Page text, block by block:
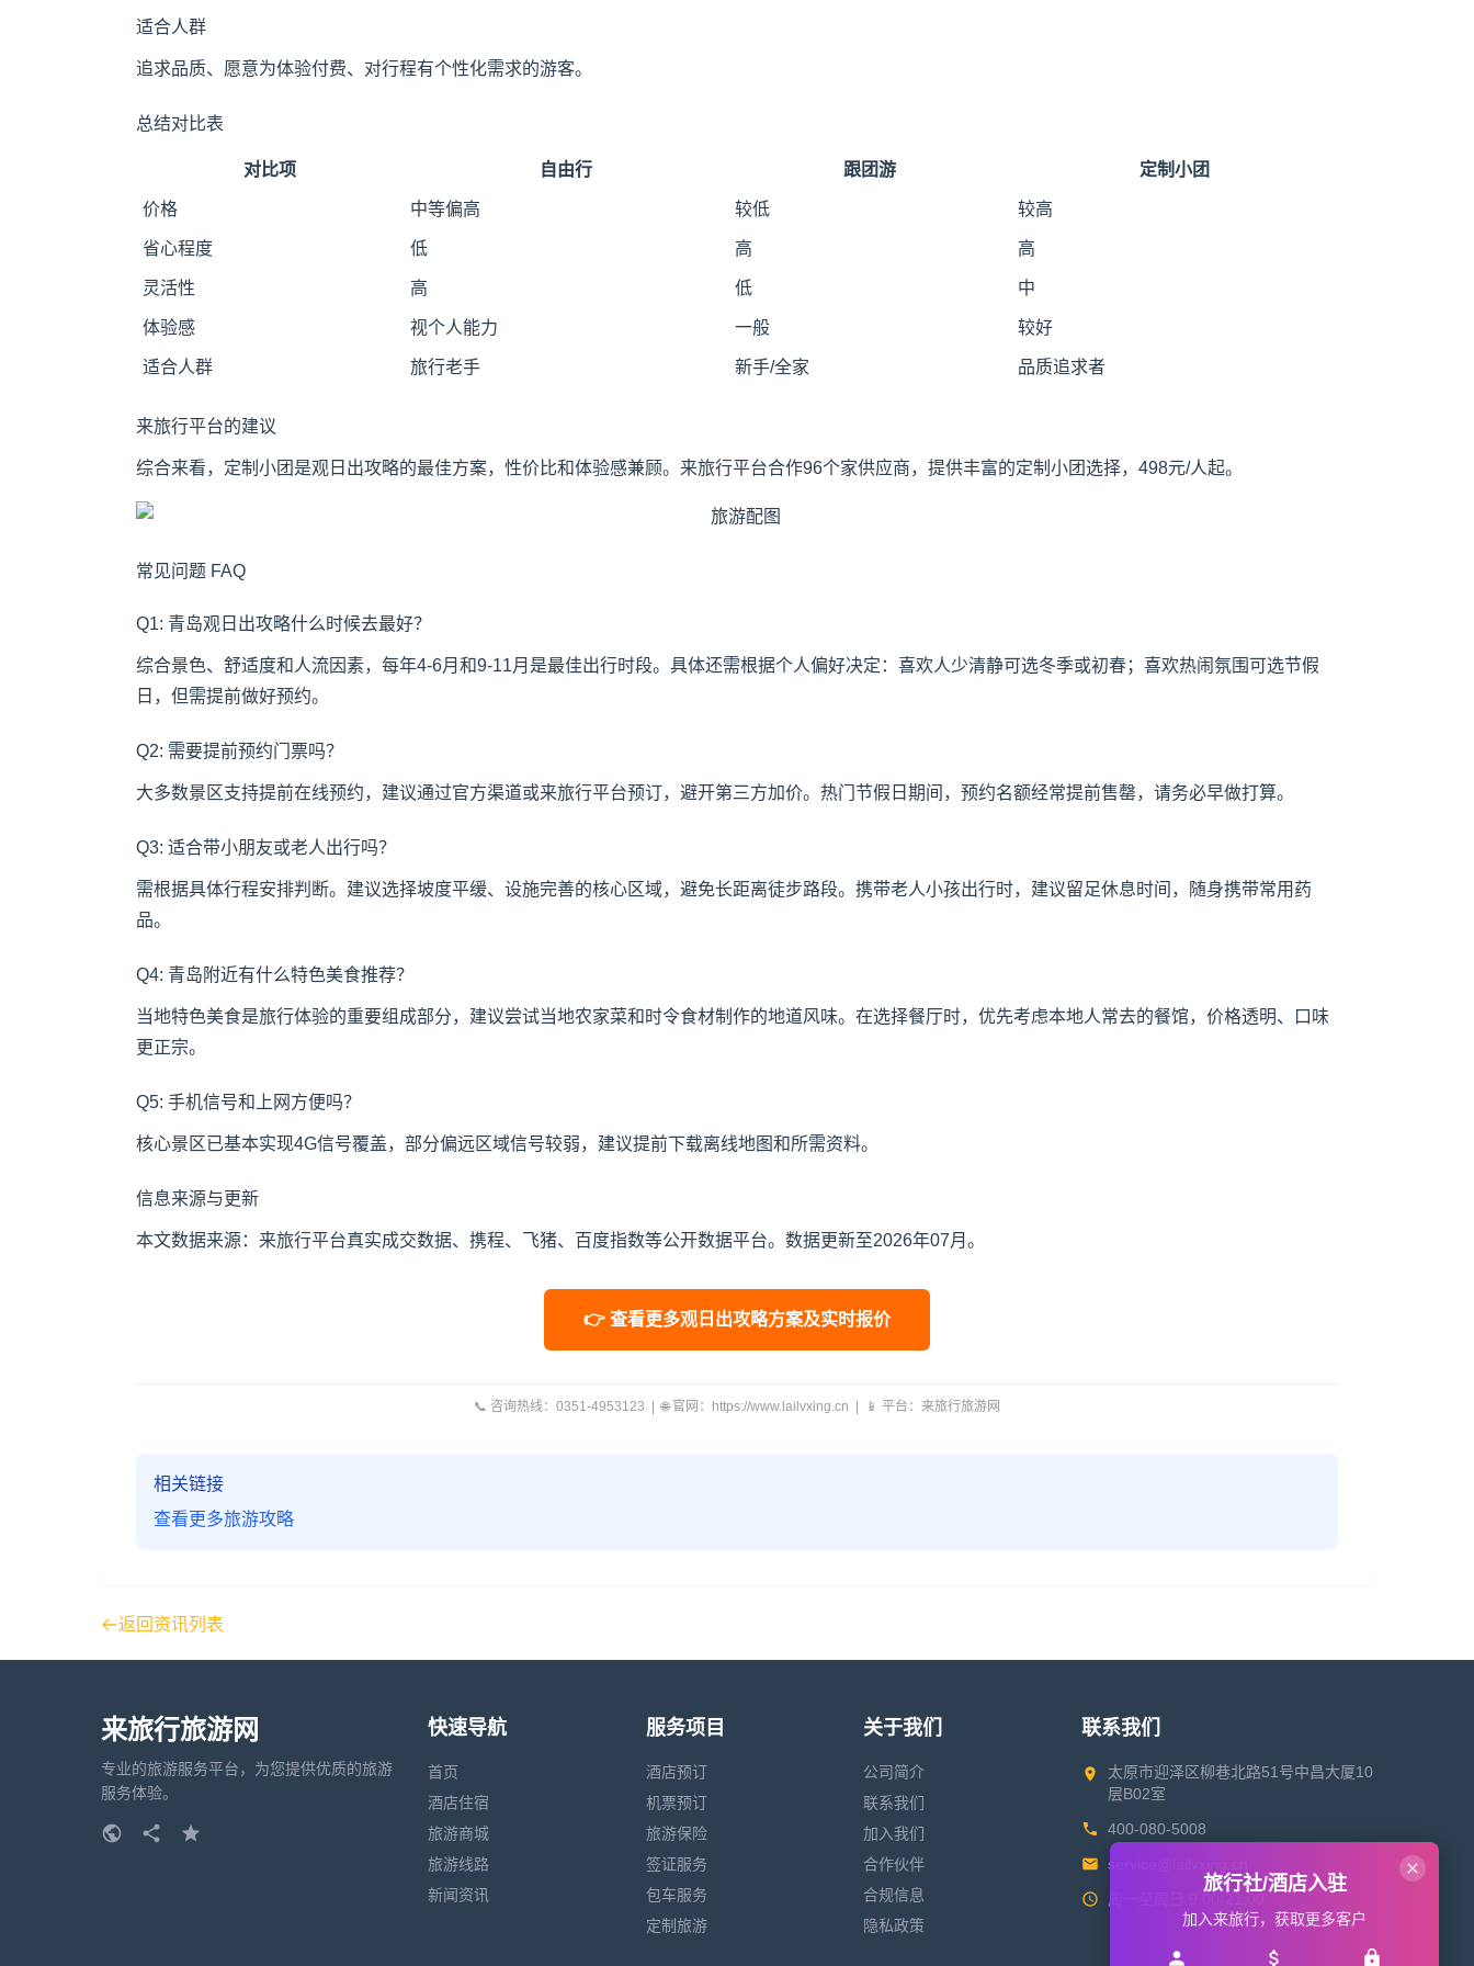
适合人群
追求品质、愿意为体验付费、对行程有个性化需求的游客。
总结对比表
对比项 自由行 跟团游 定制小团
价格 中等偏高 较低 较高
省心程度 低 高 高
灵活性 高 低 中
体验感 视个人能力 一般 较好
适合人群 旅行老手 新手/全家 品质追求者
来旅行平台的建议
综合来看，定制小团是观日出攻略的最佳方案，性价比和体验感兼顾。来旅行平台合作96个家供应商，提供丰富的定制小团选择，498元/人起。
常见问题 FAQ
Q1: 青岛观日出攻略什么时候去最好？
综合景色、舒适度和人流因素，每年4-6月和9-11月是最佳出行时段。具体还需根据个人偏好决定：喜欢人少清静可选冬季或初春；喜欢热闹氛围可选节假
日，但需提前做好预约。
Q2: 需要提前预约门票吗？
大多数景区支持提前在线预约，建议通过官方渠道或来旅行平台预订，避开第三方加价。热门节假日期间，预约名额经常提前售罄，请务必早做打算。
Q3: 适合带小朋友或老人出行吗？
需根据具体行程安排判断。建议选择坡度平缓、设施完善的核心区域，避免长距离徒步路段。携带老人小孩出行时，建议留足休息时间，随身携带常用药
品。
Q4: 青岛附近有什么特色美食推荐？
当地特色美食是旅行体验的重要组成部分，建议尝试当地农家菜和时令食材制作的地道风味。在选择餐厅时，优先考虑本地人常去的餐馆，价格透明、口味
更正宗。
Q5: 手机信号和上网方便吗？
核心景区已基本实现4G信号覆盖，部分偏远区域信号较弱，建议提前下载离线地图和所需资料。
信息来源与更新
本文数据来源：来旅行平台真实成交数据、携程、飞猪、百度指数等公开数据平台。数据更新至2026年07月。
👉 查看更多观日出攻略方案及实时报价
📞 咨询热线：0351-4953123 | 🌐 官网：https://www.lailvxing.cn | 📱 平台：来旅行旅游网
相关链接
查看更多旅游攻略
返回资讯列表
来旅行旅游网
专业的旅游服务平台，为您提供优质的旅游
服务体验。
快速导航
首页
酒店住宿
旅游商城
旅游线路
新闻资讯
服务项目
酒店预订
机票预订
旅游保险
签证服务
包车服务
定制旅游
关于我们
公司简介
联系我们
加入我们
合作伙伴
合规信息
隐私政策
联系我们
太原市迎泽区柳巷北路51号中昌大厦10
层B02室
400-080-5008
service@lailvxing.cn
周一至周日 9:00-21:00
旅行社/酒店入驻
加入来旅行，获取更多客户